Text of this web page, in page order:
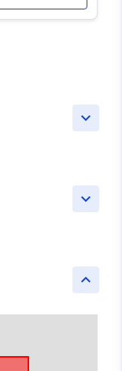
keyboard_arrow_down
keyboard_arrow_down
keyboard_arrow_up